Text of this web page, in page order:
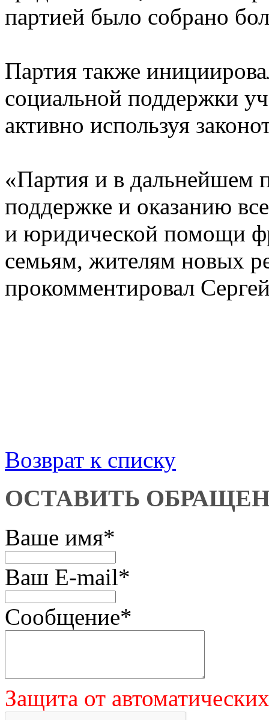
партией было собрано
Партия также
социальной поддержки
активно используя
«Партия и в дальнейшем
поддержке и оказанию
и юридической помощи
семьям, жителям новых
прокомментировал
Возврат к списку
ОСТАВИТЬ
Ваше имя*
Ваш E-mail*
Сообщение*
Защита от